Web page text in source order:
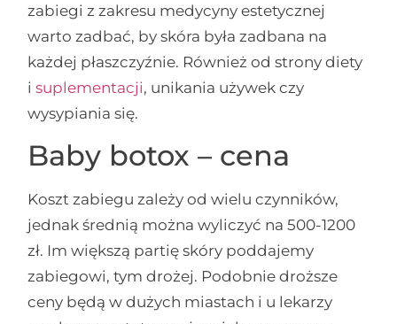
zabiegi z zakresu medycyny estetycznej
warto zadbać, by skóra była zadbana na
każdej płaszczyźnie. Również od strony diety
isuplementacji, unikania używek czy
wysypiania się.
Baby botox – cena
Koszt zabiegu zależy od wielu czynników,
jednak średnią można wyliczyć na 500-1200
zł. Im większą partię skóry poddajemy
zabiegowi, tym drożej. Podobnie droższe
ceny będą w dużych miastach i u lekarzy